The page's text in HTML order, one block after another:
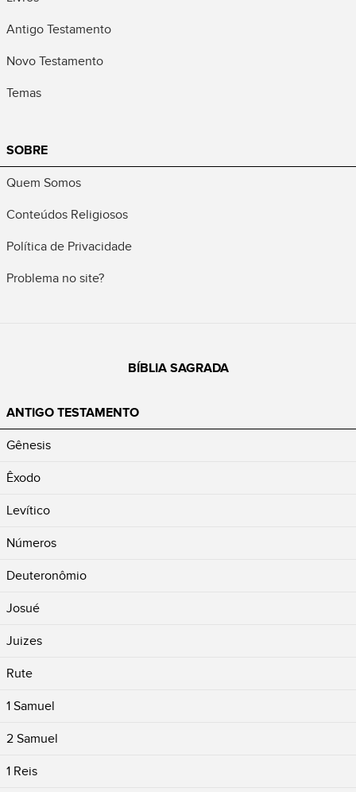
Antigo Testamento
Novo Testamento
Temas
SOBRE
Quem Somos
Conteúdos Religiosos
Política de Privacidade
Problema no site?
BÍBLIA SAGRADA
ANTIGO TESTAMENTO
Gênesis
Êxodo
Levítico
Números
Deuteronômio
Josué
Juizes
Rute
1 Samuel
2 Samuel
1 Reis